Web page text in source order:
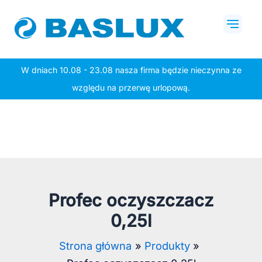
treści
W dniach 10.08 - 23.08 nasza firma będzie nieczynna ze
względu na przerwę urlopową.
Profec oczyszczacz
0,25l
Strona główna
Produkty